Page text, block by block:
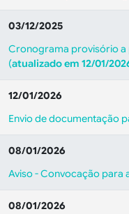
03/12/2025
Cronograma provisório a
(atualizado em 12/01/
12/01/2026
Envio de documentação
08/01/2026
Aviso - Convocação para
08/01/2026